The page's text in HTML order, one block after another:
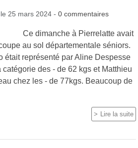
25 mars 2024 - 0 commentaires
à Pierrelatte avait
au sol départementale séniors.
était représenté par Aline Despesse
catégorie des - de 62 kgs et Matthieu
chez les - de 77kgs. Beaucoup de
Lire la suite